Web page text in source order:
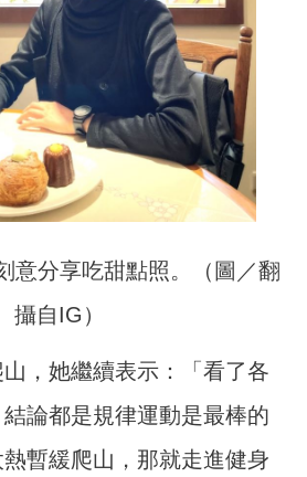
意分享吃甜點照。（圖／翻
攝自IG）
，她繼續表示：「看了各
論都是規律運動是最棒的
暫緩爬山，那就走進健身